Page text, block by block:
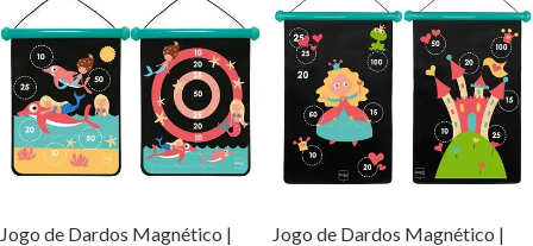
Jogo de Dardos Magnético |
Jogo de Dardos Magnético |